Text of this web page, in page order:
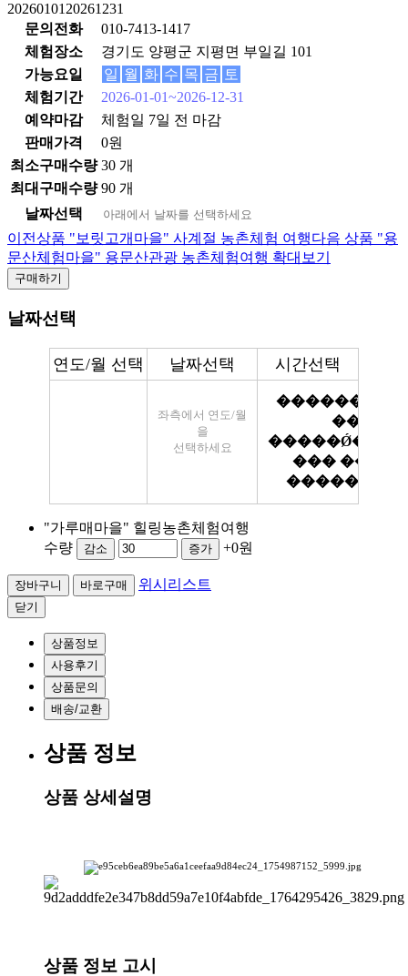
2026010120261231
문의전화
010-7413-1417
체험장소
경기도 양평군 지평면 부일길 101
가능요일
일 월 화 수 목 금 토
체험기간
2026-01-01~2026-12-31
예약마감
체험일 7일 전 마감
판매가격
0원
최소구매수량 30 개
최대구매수량 90 개
날짜선택
이전상품 "보릿고개마을" 사계절 농촌체험 여행다음 상품 "용
문산체험마을" 용문산관광 농촌체험여행 확대보기
구매하기
날짜선택
연도/월 선택 날짜선택 시간선택
"가루매마을" 힐링농촌체험여행
수량
감소 증가 +0원
위시리스트
닫기
상품정보
사용후기
상품문의
배송/교환
상품 정보
상품 상세설명
상품 정보 고시